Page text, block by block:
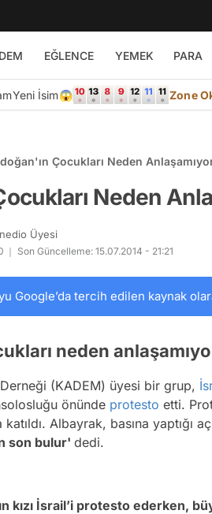
EĞLENCE YEMEK PARA
Yeni İsim😱 Zone
Çocukları Neden
Neden
Üyesi
Son Güncelleme: 15.07.2014 - 21:21
Google’da tercih edilen kaynak
neden
(KADEM) üyesi bir grup,
önünde protesto etti.
Albayrak, basına yaptığı
son bulur' dedi.
kızı İsrail’i protesto ederken,